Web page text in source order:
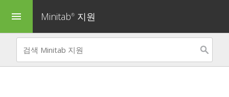
menu Minitab® 지원